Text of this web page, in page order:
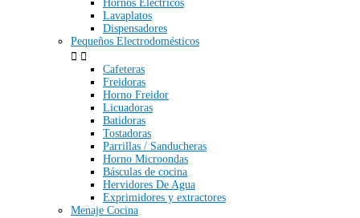
Hornos Eléctricos
Lavaplatos
Dispensadores
Pequeños Electrodomésticos
 
Cafeteras
Freidoras
Horno Freidor
Licuadoras
Batidoras
Tostadoras
Parrillas / Sanducheras
Horno Microondas
Básculas de cocina
Hervidores De Agua
Exprimidores y extractores
Menaje Cocina